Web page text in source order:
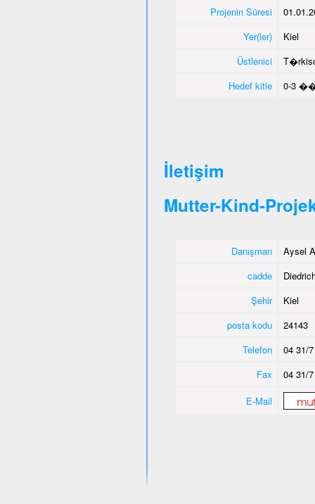
Projenin Süresi
Yer(ler)
Kiel
Üstlenici
Hedef kitle
0-3 ��
İletişim
Mutter-Kind-
Danışman
Aysel
cadde
Şehir
Kiel
posta kodu
24143
Telefon
04 31/
Fax
04 31/
E-Mail